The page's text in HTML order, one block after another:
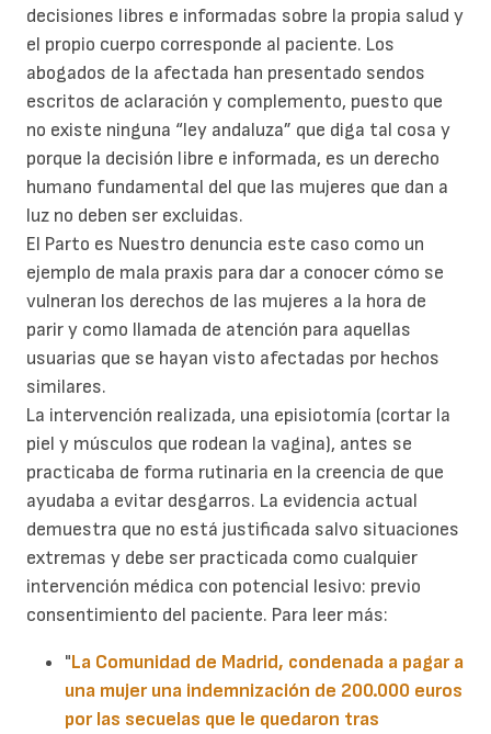
decisiones libres e informadas sobre la propia salud y
el propio cuerpo corresponde al paciente. Los
abogados de la afectada han presentado sendos
escritos de aclaración y complemento, puesto que
no existe ninguna “ley andaluza” que diga tal cosa y
porque la decisión libre e informada, es un derecho
humano fundamental del que las mujeres que dan a
luz no deben ser excluidas.
El Parto es Nuestro denuncia este caso como un
ejemplo de mala praxis para dar a conocer cómo se
vulneran los derechos de las mujeres a la hora de
parir y como llamada de atención para aquellas
usuarias que se hayan visto afectadas por hechos
similares.
La intervención realizada, una episiotomía (cortar la
piel y músculos que rodean la vagina), antes se
practicaba de forma rutinaria en la creencia de que
ayudaba a evitar desgarros. La evidencia actual
demuestra que no está justificada salvo situaciones
extremas y debe ser practicada como cualquier
intervención médica con potencial lesivo: previo
consentimiento del paciente. Para leer más:
"La Comunidad de Madrid, condenada a pagar a
una mujer una indemnización de 200.000 euros
por las secuelas que le quedaron tras